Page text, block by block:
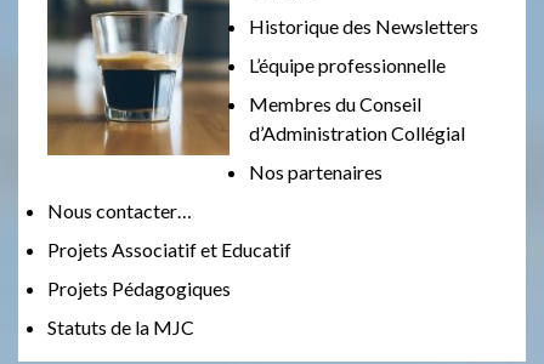
Historique des Newsletters
L’équipe professionnelle
Membres du Conseil
d’Administration Collégial
Nos partenaires
Nous contacter…
Projets Associatif et Educatif
Projets Pédagogiques
Statuts de la MJC